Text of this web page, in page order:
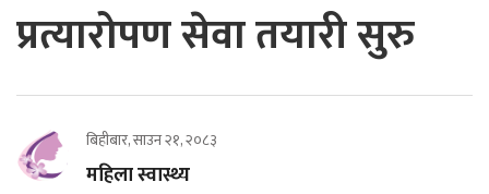
प्रत्यारोपण सेवा तयारी सुरु
बिहीबार, साउन २१, २०८३
महिला स्वास्थ्य